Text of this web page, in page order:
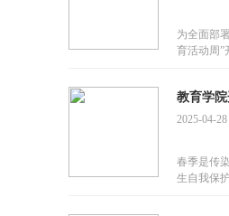
为全面部
育活动周
教育学
2025-04-28
春季是传
生自我保